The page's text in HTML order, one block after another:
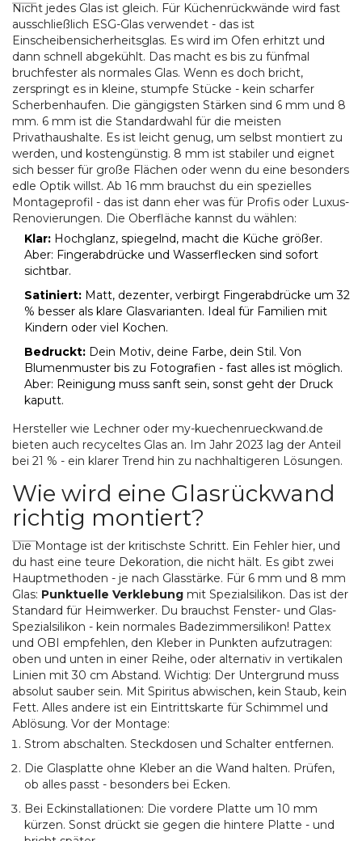
Nicht jedes Glas ist gleich. Für Küchenrückwände wird fast
ausschließlich ESG-Glas verwendet - das ist
Einscheibensicherheitsglas. Es wird im Ofen erhitzt und
dann schnell abgekühlt. Das macht es bis zu fünfmal
bruchfester als normales Glas. Wenn es doch bricht,
zerspringt es in kleine, stumpfe Stücke - kein scharfer
Scherbenhaufen. Die gängigsten Stärken sind 6 mm und 8
mm. 6 mm ist die Standardwahl für die meisten
Privathaushalte. Es ist leicht genug, um selbst montiert zu
werden, und kostengünstig. 8 mm ist stabiler und eignet
sich besser für große Flächen oder wenn du eine besonders
edle Optik willst. Ab 16 mm brauchst du ein spezielles
Montageprofil - das ist dann eher was für Profis oder Luxus-
Renovierungen. Die Oberfläche kannst du wählen:
Klar: Hochglanz, spiegelnd, macht die Küche größer.
Aber: Fingerabdrücke und Wasserflecken sind sofort
sichtbar.
Satiniert: Matt, dezenter, verbirgt Fingerabdrücke um 32
% besser als klare Glasvarianten. Ideal für Familien mit
Kindern oder viel Kochen.
Bedruckt: Dein Motiv, deine Farbe, dein Stil. Von
Blumenmuster bis zu Fotografien - fast alles ist möglich.
Aber: Reinigung muss sanft sein, sonst geht der Druck
kaputt.
Hersteller wie Lechner oder my-kuechenrueckwand.de
bieten auch recyceltes Glas an. Im Jahr 2023 lag der Anteil
bei 21 % - ein klarer Trend hin zu nachhaltigeren Lösungen.
Wie wird eine Glasrückwand
richtig montiert?
Die Montage ist der kritischste Schritt. Ein Fehler hier, und
du hast eine teure Dekoration, die nicht hält. Es gibt zwei
Hauptmethoden - je nach Glasstärke. Für 6 mm und 8 mm
Glas: Punktuelle Verklebung mit Spezialsilikon. Das ist der
Standard für Heimwerker. Du brauchst Fenster- und Glas-
Spezialsilikon - kein normales Badezimmersilikon! Pattex
und OBI empfehlen, den Kleber in Punkten aufzutragen:
oben und unten in einer Reihe, oder alternativ in vertikalen
Linien mit 30 cm Abstand. Wichtig: Der Untergrund muss
absolut sauber sein. Mit Spiritus abwischen, kein Staub, kein
Fett. Alles andere ist ein Eintrittskarte für Schimmel und
Ablösung. Vor der Montage:
Strom abschalten. Steckdosen und Schalter entfernen.
Die Glasplatte ohne Kleber an die Wand halten. Prüfen,
ob alles passt - besonders bei Ecken.
Bei Eckinstallationen: Die vordere Platte um 10 mm
kürzen. Sonst drückt sie gegen die hintere Platte - und